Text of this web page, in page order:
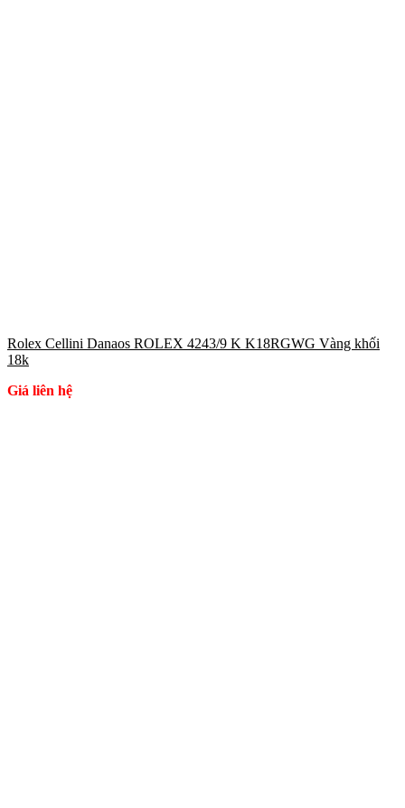
Rolex Cellini Danaos ROLEX 4243/9 K K18RGWG Vàng khối
18k
Giá liên hệ